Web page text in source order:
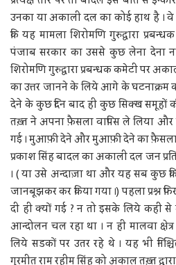
उनका या अकाली दल का कोई हाथ है ।
कि यह मामला शिरोमणि गुरुद्वारा
पंजाब सरकार का उससे कुछ लेना देना
शिरोमणि गुरुद्वारा प्रबन्धक कमेटी पर
का उत्तर जानने के लिये आगे के
देने के कुछ दिन बाद ही कुछ सिक्ख समूहों
तख़्त ने अपना फ़ैसला वापिस ले लिया और
गई । मुआफ़ी देने और मुआफ़ी देने का फ़ैसला
प्रकाश सिंह बादल का अकाली दल जन
। ( या उसे अन्दाज़ा था और यह सब कुछ
जानबूझकर कर किया गया ।) पहला प्रश्न
दी ही क्यों गई ? न तो इसके लिये कहीं से
आन्दोलन चल रहा था । न ही मालवा
लिये सडकों पर उतर रहे थे । यह भी